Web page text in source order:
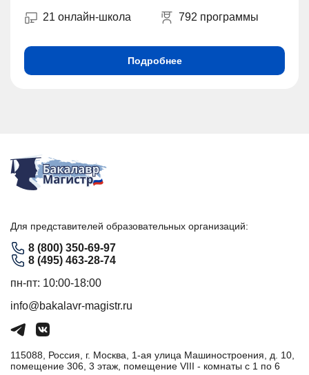
21 онлайн-школа 792 программы
Подробнее
Для представителей образовательных организаций:
8 (800) 350-69-97
8 (495) 463-28-74
пн-пт: 10:00-18:00
info@bakalavr-magistr.ru
115088, Россия, г. Москва, 1-ая улица Машиностроения, д. 10,
помещение 306, 3 этаж, помещение VIII - комнаты с 1 по 6